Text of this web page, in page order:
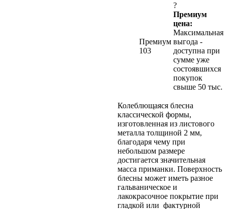
Премиум
103
?
Премиум
цена:
Максимальная
выгода -
доступна при
сумме уже
состоявшихся
покупок
свыше 50 тыс.
Колеблющаяся блесна
классической формы,
изготовленная из листового
металла толщиной 2 мм,
благодаря чему при
небольшом размере
достигается значительная
масса приманки. Поверхность
блесны может иметь разное
гальваническое и
лакокрасочное покрытие при
гладкой или фактурной